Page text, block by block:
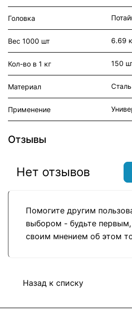
Головка
Вес 1000 шт 6.69
Кол-во в 1 кг 150
Материал Сталь
Применение
Отзывы
Помогите другим
выбором - будьте первым,
своим мнением об этом
Нет отзывов
Назад к списку